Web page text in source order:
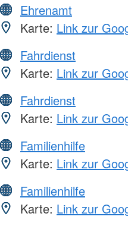
Ehrenamt
Karte: Link zur
Fahrdienst
Karte: Link zur
Fahrdienst
Karte: Link zur
Familienhilfe
Karte: Link zur
Familienhilfe
Karte: Link zur